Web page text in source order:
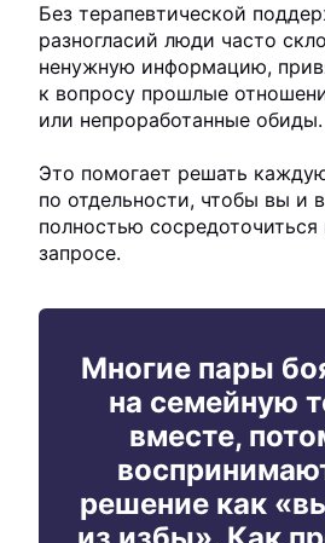
Без терапевтической
разногласий люди часто
ненужную информацию,
к вопросу прошлые
или непроработанные обиды.
Это помогает решать
по отдельности, чтобы вы и
полностью
запросе.
Многие пары
на семейную
вместе,
решение как